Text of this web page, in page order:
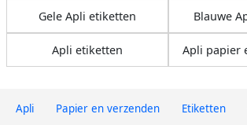
Apli Papier en verzenden Etiketten
Gele Apli etiketten Blauwe
Apli etiketten Apli papier